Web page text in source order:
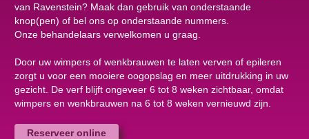
van Ravenstein? Maak dan gebruik van onderstaande
knop(pen) of bel ons op onderstaande nummers.
Onze behandelaars verwelkomen u graag.
Door uw wimpers of wenkbrauwen te laten verven of epileren
zorgt u voor een mooiere oogopslag en meer uitdrukking in uw
gezicht. De verf blijft ongeveer 6 tot 8 weken zichtbaar, omdat
wimpers en wenkbrauwen na 6 tot 8 weken vernieuwd zijn.
Reserveer online